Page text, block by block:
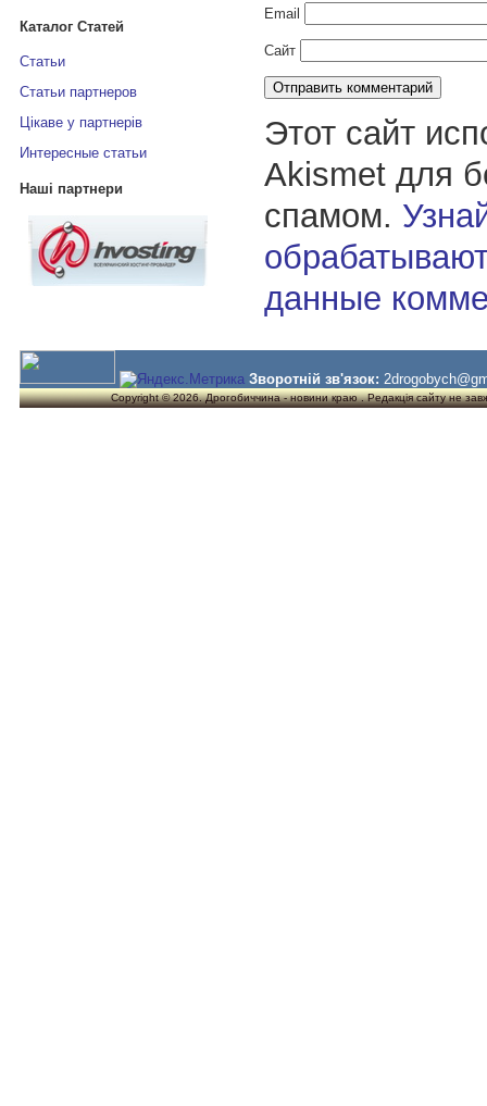
Каталог Статей
Статьи
Статьи партнеров
Цікаве у партнерів
Интересные статьи
Наші партнери
Email
Сайт
Этот сайт
Akismet для
спамом.
данные
Зворотній зв'язок:
Copyright © 2026. Дрогобиччина - новини краю . Редакція сайту не